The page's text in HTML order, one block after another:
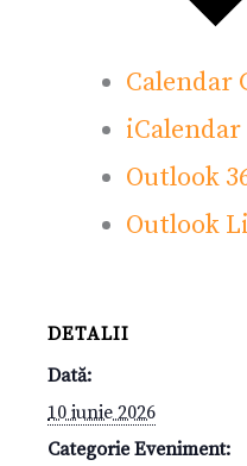
Calendar
iCalendar
Outlook
Outlook
DETALII
Dată:
10 iunie 2026
Categorie Eveniment: